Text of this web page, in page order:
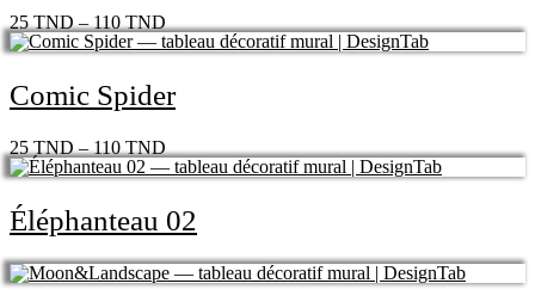
25TND–110TND
Comic Spider
25TND–110TND
Éléphanteau 02